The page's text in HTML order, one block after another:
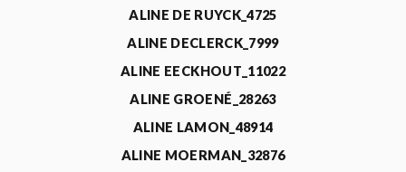
ALINE DE RUYCK_4725
ALINE DECLERCK_7999
ALINE EECKHOUT_11022
ALINE GROENÉ_28263
ALINE LAMON_48914
ALINE MOERMAN_32876